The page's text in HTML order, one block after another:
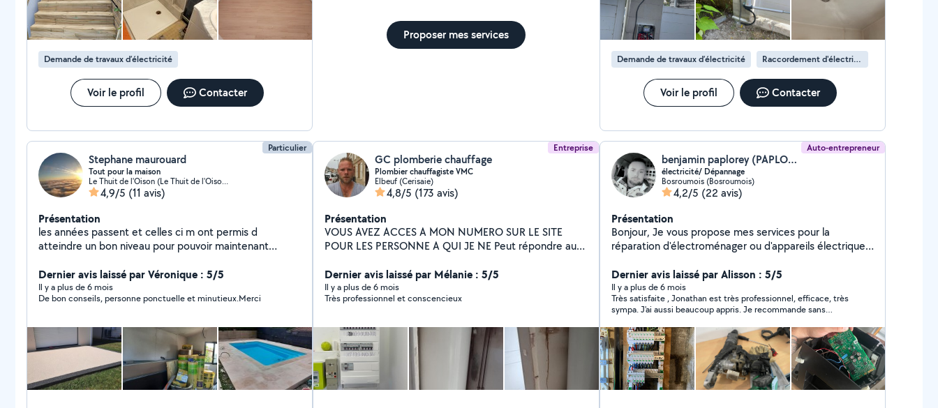
Demande de travaux d’électricité
Voir le profil Contacter
Proposer mes services
Demande de travaux d’électricité Raccordement d'électricité
Voir le profil Contacter
Particulier
Stephane maurouard
Tout pour la maison
Le Thuit de l'Oison (Le Thuit de l'Oison)
4,9/5 (11 avis)
Présentation
les années passent et celles ci m ont permis d
atteindre un bon niveau pour pouvoir maintenant
électricien, je réalise également divers prestations
isolation, placo,papier peint, peinture, parquet,
revêtement de sols divers ,petite maçonnerie ,jardin Je
je vous propose mes services.
Dernier avis laissé par Véronique : 5/5
Il y a plus de 6 mois
De bon conseils, personne ponctuelle et minutieux.Merci
Entreprise
GC plomberie chauffage
Plombier chauffagiste VMC
Elbeuf (Cerisaie)
4,8/5 (173 avis)
Présentation
VOUS AVEZ ACCES A MON NUMERO SUR LE SITE
POUR LES PERSONNE A QUI JE NE Peut répondre au
chauffagiste à mon compte je fais débouchage toutes
canalisations a haut pression. Recherche de fuite
jusqu'à 1 m sous le sol les entretiens VMC annuel
détartrage canalisation ,Désembuage plancher
chauffant et chauffage une garantie décennale et la
pour vous protégé. Si je ne réponds pas c'est que je ne
peux pas répondre par rapport au périmètre. Sachez
que je réponds à tous les messages autrement. Merci
Dernier avis laissé par Mélanie : 5/5
Il y a plus de 6 mois
Très professionnel et conscencieux
Auto-entrepreneur
benjamin paplorey (PAPLOREY)
électricité/ Dépannage
Bosroumois (Bosroumois)
4,2/5 (22 avis)
Présentation
Bonjour, Je vous propose mes services pour la
réparation d'électroménager ou d'appareils électriques.
courant, tableau électrique rénovation, je suis habilité
pour la maintenance préventive et curative des bornes
électriques de rechargement pour véhicules
électriques avec tout le matériel nécessaire en ma
possession. Expérience en plomberie, placo,peinture
et rénovation et aménagement de salle de bain.
Dernier avis laissé par Alisson : 5/5
Il y a plus de 6 mois
Très satisfaite , Jonathan est très professionnel, efficace, très
sympa. J'ai aussi beaucoup appris. Je recommande sans